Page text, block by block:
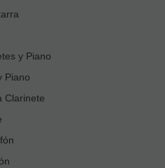
y Piano
Piano
Clarinete